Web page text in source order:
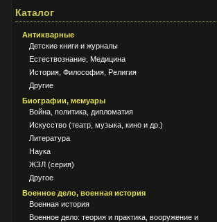
Каталог
Антикварные
Детские книги и журналы
Естествознание, Медицина
История, Философия, Религия
Другие
Биографии, мемуары
Война, политика, дипломатия
Искусство (театр, музыка, кино и др.)
Литература
Наука
ЖЗЛ (серия)
Другое
Военное дело, военная история
Военная история
Военное дело: теория и практика, вооружение и